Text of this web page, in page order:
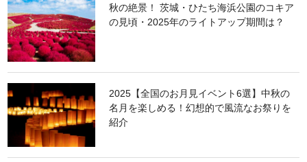
秋の絶景！ 茨城・ひたち海浜公園のコキア
の見頃・2025年のライトアップ期間は？
2025【全国のお月見イベント6選】中秋の
名月を楽しめる！幻想的で風流なお祭りを
紹介